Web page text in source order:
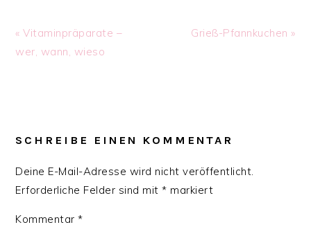
Previous
Post:
« Vitaminpräparate –
wer, wann, wieso
Next
Grieß-Pfannkuchen »
SCHREIBE EINEN KOMMENTAR
Deine E-Mail-Adresse wird nicht veröffentlicht.
Erforderliche Felder sind mit* markiert
Kommentar*